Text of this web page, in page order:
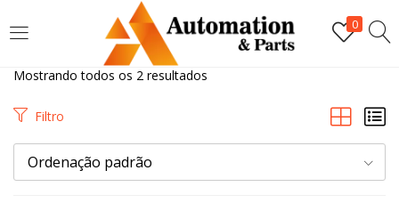
0
LOGIN
Digite seu nome de usuário e senha para fazer o login.
Mostrando todos os 2 resultados
Filtro
Ordenação padrão